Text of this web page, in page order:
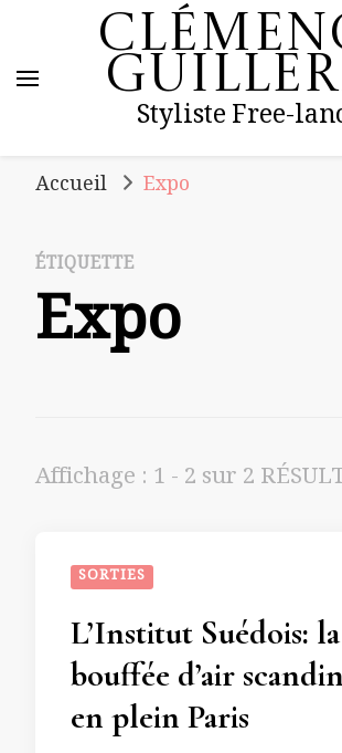
Styliste Free-
Accueil Expo
ÉTIQUETTE
Expo
Affichage : 1 - 2 sur 2
SORTIES
L’Institut Suédois: la
bouffée d’air
en plein Paris